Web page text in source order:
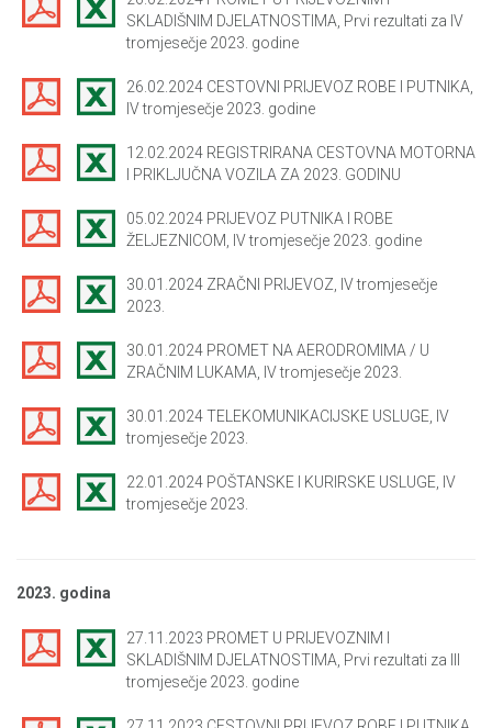
SKLADIŠNIM DJELATNOSTIMA, Prvi rezultati za IV
tromjesečje 2023. godine
26.02.2024 CESTOVNI PRIJEVOZ ROBE I PUTNIKA,
IV tromjesečje 2023. godine
12.02.2024 REGISTRIRANA CESTOVNA MOTORNA
I PRIKLJUČNA VOZILA ZA 2023. GODINU
05.02.2024 PRIJEVOZ PUTNIKA I ROBE
ŽELJEZNICOM, IV tromjesečje 2023. godine
30.01.2024 ZRAČNI PRIJEVOZ, IV tromjesečje
2023.
30.01.2024 PROMET NA AERODROMIMA / U
ZRAČNIM LUKAMA, IV tromjesečje 2023.
30.01.2024 TELEKOMUNIKACIJSKE USLUGE, IV
tromjesečje 2023.
22.01.2024 POŠTANSKE I KURIRSKE USLUGE, IV
tromjesečje 2023.
2023. godina
27.11.2023 PROMET U PRIJEVOZNIM I
SKLADIŠNIM DJELATNOSTIMA, Prvi rezultati za III
tromjesečje 2023. godine